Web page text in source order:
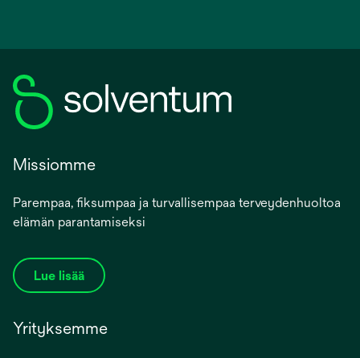
Missiomme
Parempaa, fiksumpaa ja turvallisempaa terveydenhuoltoa
elämän parantamiseksi
Lue lisää
Yrityksemme